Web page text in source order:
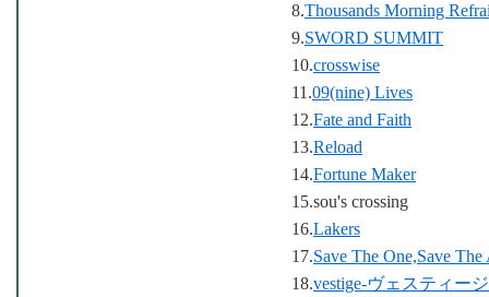
8.Thousands Morning
9.SWORD SUMMIT
10.crosswise
11.09(nine) Lives
12.Fate and Faith
13.Reload
14.Fortune Maker
15.sou's crossing
16.Lakers
17.Save The One,Save
18.vestige-ヴェスティー